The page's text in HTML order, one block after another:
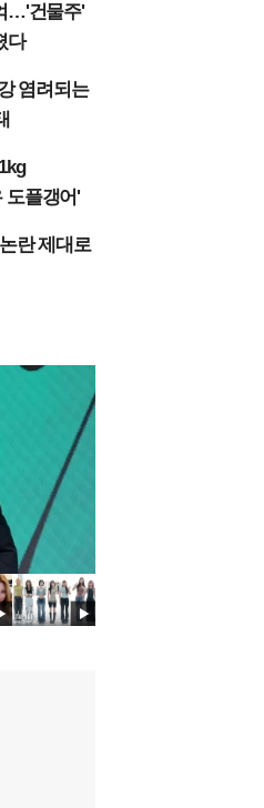
…'건물주'
다
염려되는
도플갱어'
란 제대로